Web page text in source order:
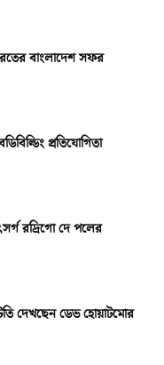
বাংলাদেশ সফর
প্রতিযোগিতা
রদ্রিগো দে পলের
দেখছেন ডেভ হোয়াটমোর